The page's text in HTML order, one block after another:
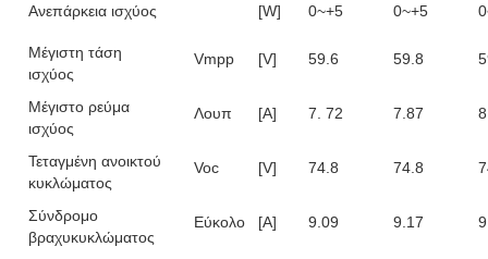
Ανεπάρκεια ισχύος [W] 0~+5 0~+5
Μέγιστη τάση
ισχύος
Vmpp [V] 59.6 59.8
Μέγιστο ρεύμα
ισχύος
Λουπ [Α] 7. 72 7.87
Τεταγμένη ανοικτού
κυκλώματος
Voc [V] 74.8 74.8
Σύνδρομο
βραχυκυκλώματος
Εύκολο [Α] 9.09 9.17